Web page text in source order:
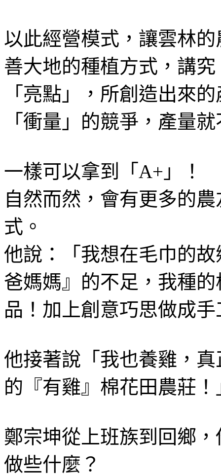
以此經營模式，讓雲林
善大地的種植方式，講
「亮點」，所創造出來
「衝量」的競爭，產量
一樣可以拿到「A+」！
自然而然，會有更多的
式。
他說：「我想在毛巾的
爸媽媽』的不足，我種
品！加上創意巧思做成
他接著說「我也養雞，
的『有雞』棉花田農莊！
鄭宗坤從上班族到回鄉
做些什麼？